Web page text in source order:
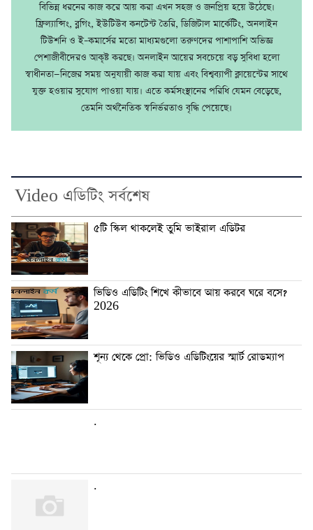
বিভিন্ন ধরনের কাজ করে আয় করা এখন সহজ ও জনপ্রিয় হয়ে উঠেছে।
ফ্রিল্যান্সিং, ব্লগিং, ইউটিউব কনটেন্ট তৈরি, ডিজিটাল মার্কেটিং, অনলাইন
টিউশনি ও ই–কমার্সের মতো মাধ্যমগুলো তরুণদের পাশাপাশি অভিজ্ঞ
পেশাজীবীদেরও আকৃষ্ট করছে। অনলাইন আয়ের সবচেয়ে বড় সুবিধা হলো
স্বাধীনতা—নিজের সময় অনুযায়ী কাজ করা যায় এবং বিশ্বব্যাপী ক্লায়েন্টের সাথে
যুক্ত হওয়ার সুযোগ পাওয়া যায়। এতে কর্মসংস্থানের পরিধি যেমন বেড়েছে,
তেমনি অর্থনৈতিক স্বনির্ভরতাও বৃদ্ধি পেয়েছে।
Video এডিটিং সর্বশেষ
৫টি স্কিল থাকলেই তুমি ভাইরাল এডিটর
ভিডিও এডিটিং শিখে কীভাবে আয় করবে ঘরে বসে?
2026
শূন্য থেকে প্রো: ভিডিও এডিটিংয়ের স্মার্ট রোডম্যাপ
.
.